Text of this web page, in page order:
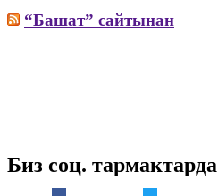
“Башат” сайтынан
Биз соц. тармактарда